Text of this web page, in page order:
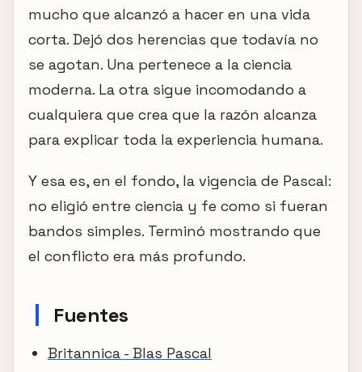
mucho que alcanzó a hacer en una vida
corta. Dejó dos herencias que todavía no
se agotan. Una pertenece a la ciencia
moderna. La otra sigue incomodando a
cualquiera que crea que la razón alcanza
para explicar toda la experiencia humana.
Y esa es, en el fondo, la vigencia de Pascal:
no eligió entre ciencia y fe como si fueran
bandos simples. Terminó mostrando que
el conflicto era más profundo.
Fuentes
Britannica - Blas Pascal